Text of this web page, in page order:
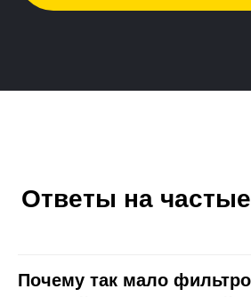
Ответы на
Почему так мало